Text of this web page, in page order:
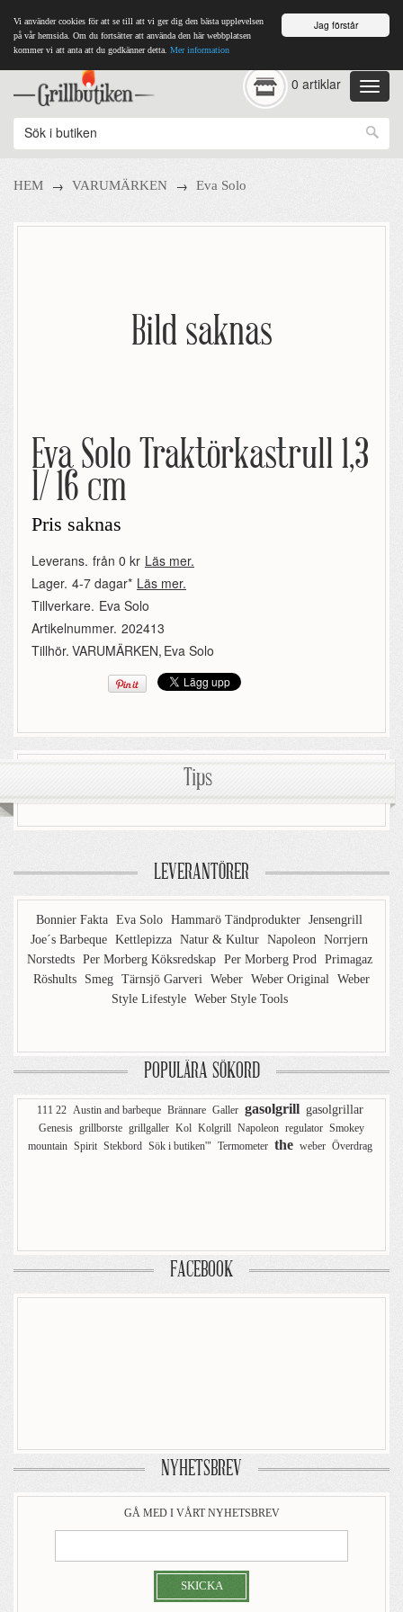
Jag förstår
Vi använder cookies för att se till att vi ger dig den bästa upplevelsen
på vår hemsida. Om du fortsätter att använda den här webbplatsen
kommer vi att anta att du godkänner detta. Mer information
0 artiklar
HEM → VARUMÄRKEN → Eva Solo
Bild saknas
Eva Solo Traktörkastrull 1,3
l/ 16 cm
Pris saknas
Leverans. från 0 kr Läs mer.
Lager. 4-7 dagar* Läs mer.
Tillverkare. Eva Solo
Artikelnummer. 202413
Tillhör. VARUMÄRKEN, Eva Solo
Tips
LEVERANTÖRER
Bonnier Fakta Eva Solo Hammarö Tändprodukter Jensengrill
Joe´s Barbeque Kettlepizza Natur & Kultur Napoleon Norrjern
Norstedts Per Morberg Köksredskap Per Morberg Prod Primagaz
Röshults
Smeg Tärnsjö Garveri Weber Weber Original Weber
Style Lifestyle Weber Style Tools
POPULÄRA SÖKORD
111 22 Austin and barbeque Brännare Galler gasolgrill gasolgrillar
Genesis grillborste grillgaller Kol Kolgrill Napoleon regulator Smokey
mountain Spirit Stekbord Sök i butiken'" Termometer the weber Överdrag
FACEBOOK
NYHETSBREV
GÅ MED I VÅRT NYHETSBREV
SKICKA